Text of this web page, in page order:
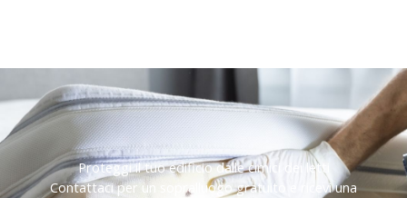
Proteggi il tuo edificio dalle cimici dei letti
Contattaci per un sopralluogo gratuito e ricevi una